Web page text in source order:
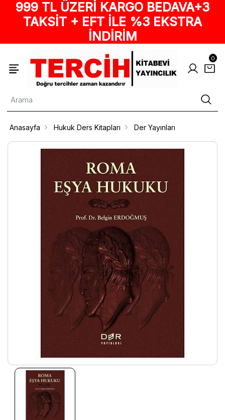
999 TL ÜZERİ KARGO BEDAVA+3
TAKSİT + EFT İLE %3 EKSTRA
İNDİRİM
0
Anasayfa Hukuk Ders Kitapları Der Yayınları